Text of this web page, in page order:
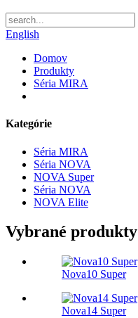
English
Domov
Produkty
Séria MIRA
Kategórie
Séria MIRA
Séria NOVA
NOVA Super
Séria NOVA
NOVA Elite
Vybrané produkty
Nova10 Super
Nova14 Super